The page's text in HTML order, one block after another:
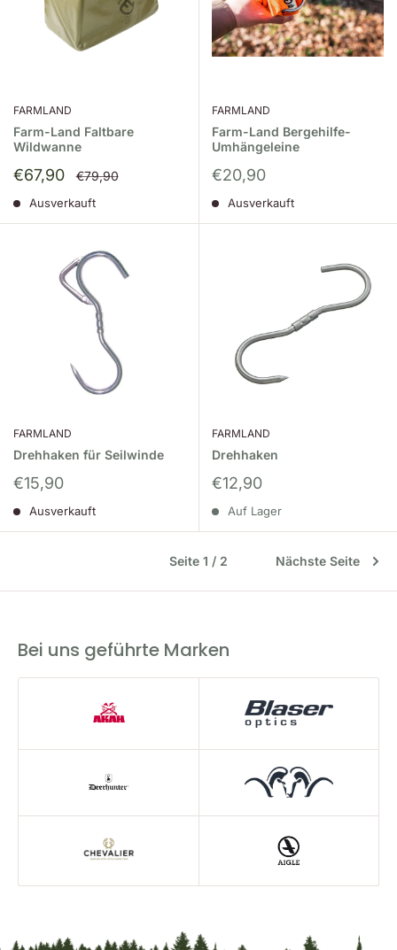
FARMLAND
Farm-Land Faltbare
Wildwanne
Sonderpreis
€67,90 Normalpreis
€79,90
Ausverkauft
FARMLAND
Farm-Land Bergehilfe-
Umhängeleine
Sonderpreis
€20,90
Ausverkauft
FARMLAND
Drehhaken für Seilwinde
Sonderpreis
€15,90
Ausverkauft
FARMLAND
Drehhaken
Sonderpreis
€12,90
Auf Lager
Seite 1 / 2 Nächste Seite
Bei uns geführte Marken